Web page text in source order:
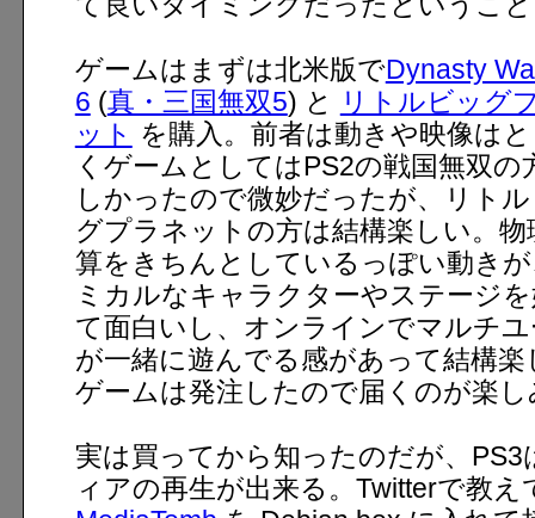
ゲームはまずは北米版でDynasty
6 (真・三国無双5) と
リトルビッグ
ット を購入。前者は動きや映像は
くゲームとしてはPS2の戦国無双の
しかったので微妙だったが、リト
グプラネットの方は結構楽しい。物
算をきちんとしているっぽい動き
ミカルなキャラクターやステージ
て面白いし、オンラインでマルチ
が一緒に遊んでる感があって結構
ゲームは発注したので届くのが楽し
実は買ってから知ったのだが、PS3
ィアの再生が出来る。Twitterで教え